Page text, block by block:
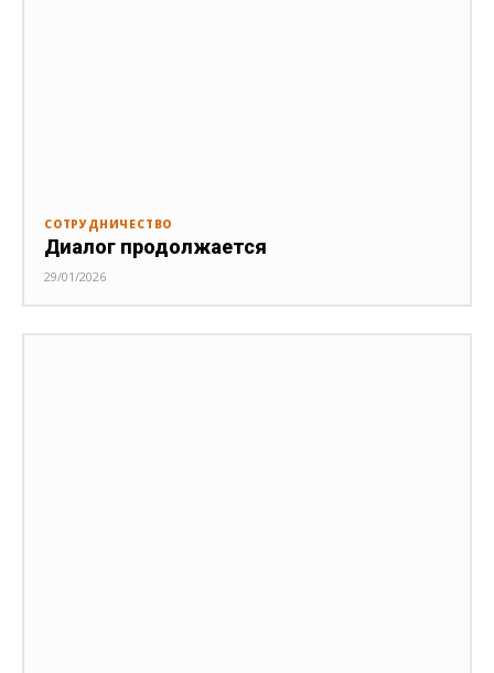
СОТРУДНИЧЕСТВО
Диалог продолжается
29/01/2026